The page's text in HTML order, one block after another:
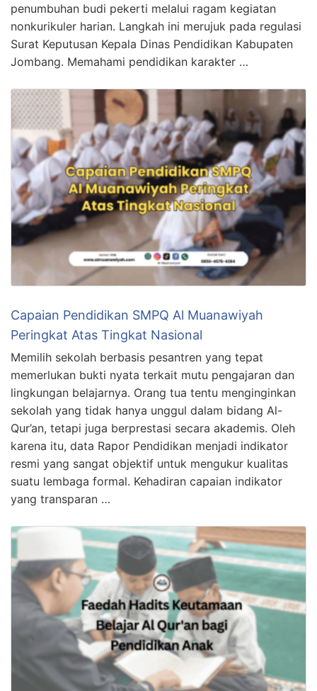
penumbuhan budi pekerti melalui ragam kegiatan
nonkurikuler harian. Langkah ini merujuk pada regulasi
Surat Keputusan Kepala Dinas Pendidikan Kabupaten
Jombang. Memahami pendidikan karakter …
Capaian Pendidikan SMPQ Al Muanawiyah
Peringkat Atas Tingkat Nasional
Memilih sekolah berbasis pesantren yang tepat
memerlukan bukti nyata terkait mutu pengajaran dan
lingkungan belajarnya. Orang tua tentu menginginkan
sekolah yang tidak hanya unggul dalam bidang Al-
Qur’an, tetapi juga berprestasi secara akademis. Oleh
karena itu, data Rapor Pendidikan menjadi indikator
resmi yang sangat objektif untuk mengukur kualitas
suatu lembaga formal. Kehadiran capaian indikator
yang transparan …